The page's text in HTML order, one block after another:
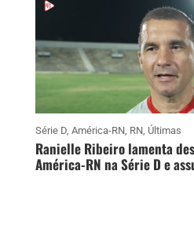
Série D, América-RN, RN, Últimas
Ranielle Ribeiro lamenta
América-RN na Série D e